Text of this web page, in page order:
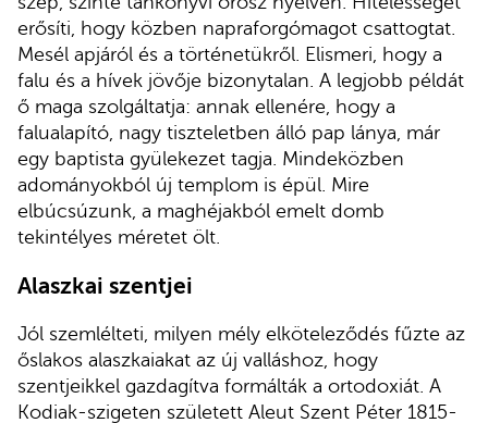
erősíti, hogy közben napraforgómagot csattogtat.
Mesél apjáról és a történetükről. Elismeri, hogy a
falu és a hívek jövője bizonytalan. A legjobb példát
ő maga szolgáltatja: annak ellenére, hogy a
falualapító, nagy tiszteletben álló pap lánya, már
egy baptista gyülekezet tagja. Mindeközben
adományokból új templom is épül. Mire
elbúcsúzunk, a maghéjakból emelt domb
tekintélyes méretet ölt.
Alaszkai szentjei
Jól szemlélteti, milyen mély elköteleződés fűzte az
őslakos alaszkaiakat az új valláshoz, hogy
szentjeikkel gazdagítva formálták a ortodoxiát. A
Kodiak-szigeten született Aleut Szent Péter 1815-